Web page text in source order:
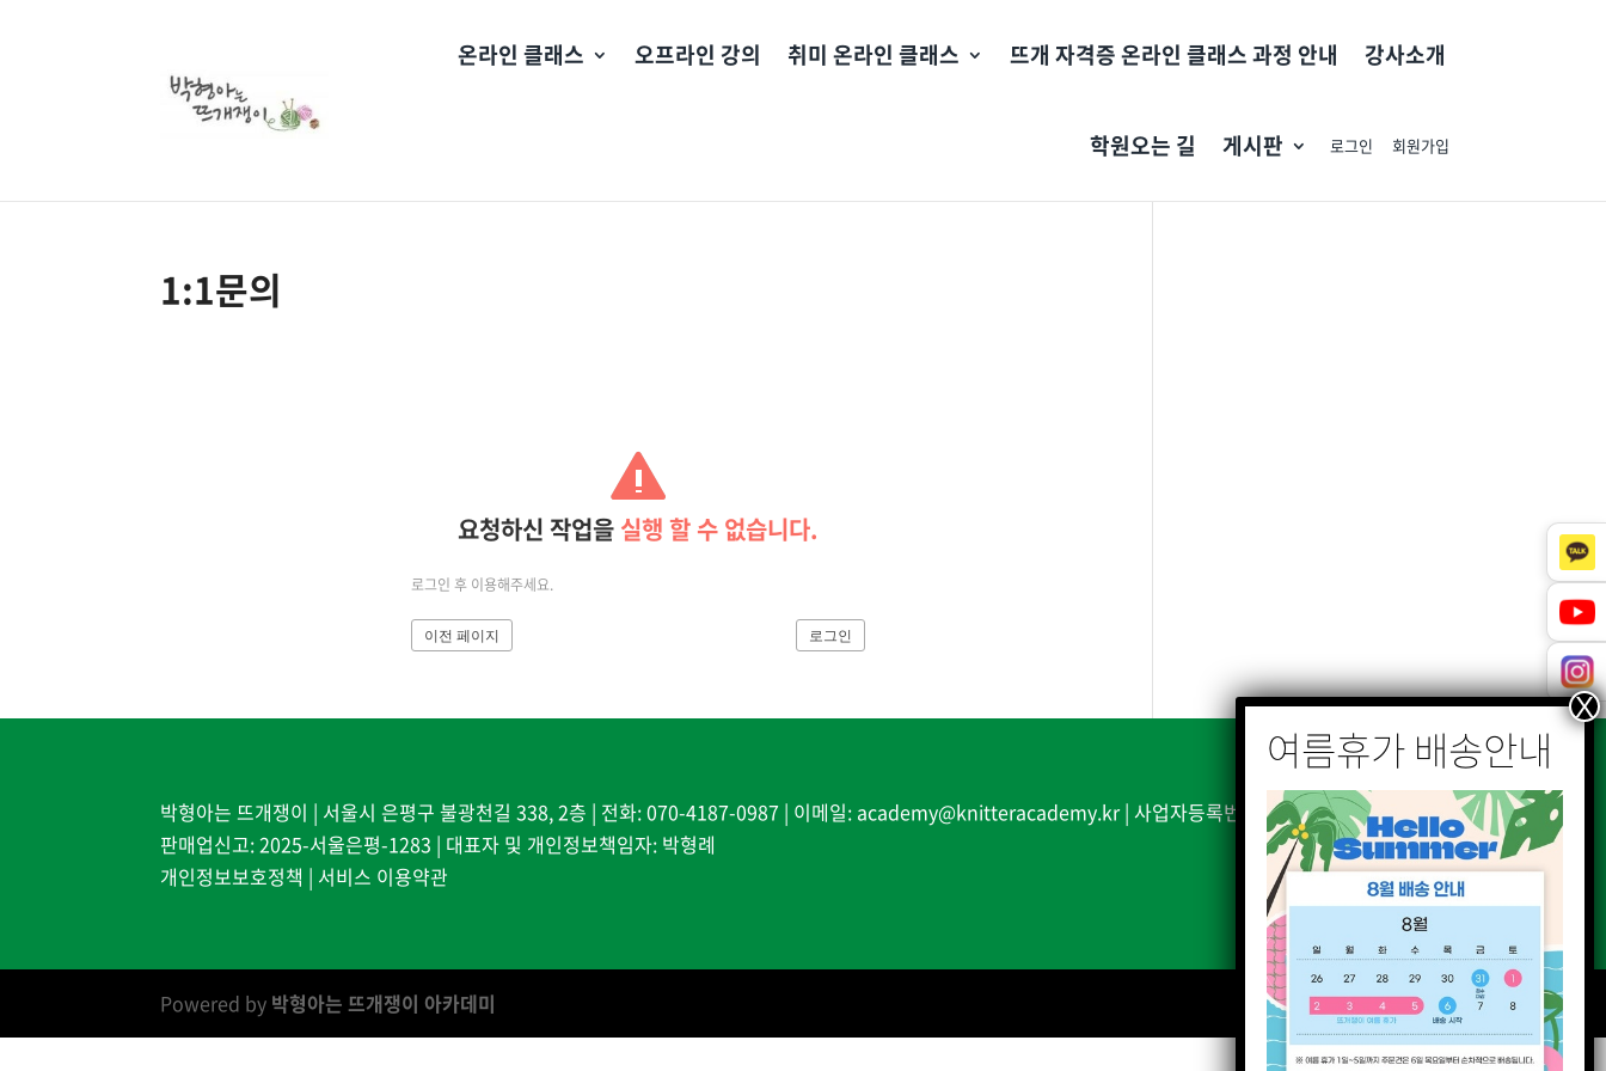
온라인 클래스 오프라인 강의 취미 온라인 클래스 뜨개 자격증 온라인 클래스 과정 안내 강사소개
학원오는 길 게시판 로그인 회원가입
1:1문의
요청하신 작업을실행 할 수 없습니다.
로그인 후 이용해주세요.
이전 페이지 로그인
박형아는 뜨개쟁이 | 서울시 은평구 불광천길 338, 2층 | 전화: 070-4187-0987 | 이메일: academy@knitteracademy.kr | 사업자등록번호: 110-03-38385| 통신
판매업신고: 2025-서울은평-1283 | 대표자 및 개인정보책임자: 박형례
개인정보보호정책 | 서비스 이용약관
Powered by 박형아는 뜨개쟁이 아카데미